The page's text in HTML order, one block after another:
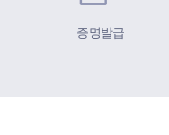
증명발급